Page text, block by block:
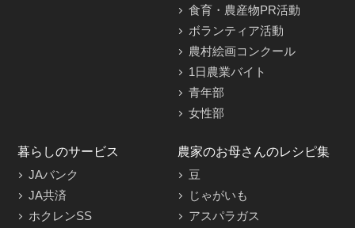
食育・農産物PR活動
ボランティア活動
農村絵画コンクール
1日農業バイト
青年部
女性部
暮らしのサービス
JAバンク
JA共済
ホクレンSS
農家のお母さんのレシピ集
豆
じゃがいも
アスパラガス